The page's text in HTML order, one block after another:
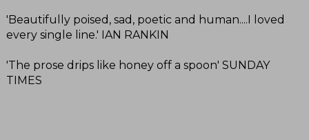
'Beautifully poised, sad, poetic and human....I loved
every single line.' IAN RANKIN
'The prose drips like honey off a spoon' SUNDAY
TIMES